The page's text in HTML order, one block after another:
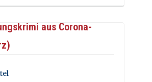
aus Corona-